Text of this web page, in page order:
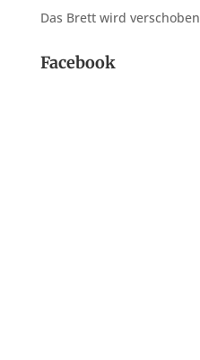
Das Brett wird verschoben
Facebook